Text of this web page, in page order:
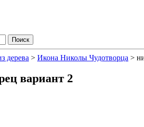
дерева > Икона Николы Чудотворца >
вариант 2